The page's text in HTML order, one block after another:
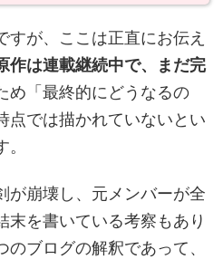
すが、ここは正直にお伝え
作は連載継続中で、まだ完
め「最終的にどうなるの
点では描かれていないとい
が崩壊し、元メンバーが全
末を書いている考察もあり
のブログの解釈であって、